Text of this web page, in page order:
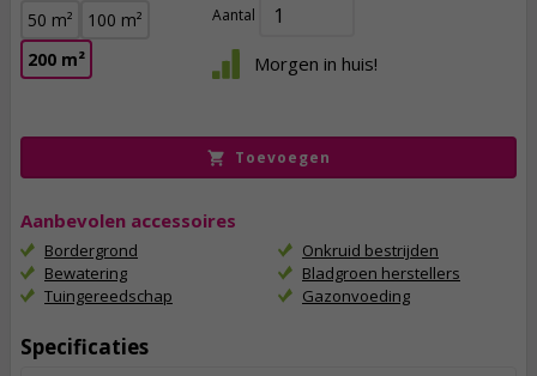
50 m²
100 m²
200 m²
Aantal
Morgen in huis!
Toevoegen
Aanbevolen accessoires
Bordergrond
Bewatering
Tuingereedschap
Onkruid bestrijden
Bladgroen herstellers
Gazonvoeding
Specificaties